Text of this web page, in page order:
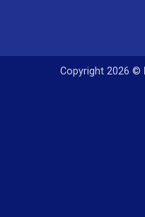
Copyright 2026 ©